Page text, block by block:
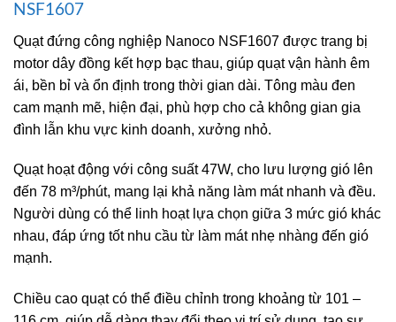
NSF1607
Quạt đứng công nghiệp Nanoco NSF1607 được trang bị
motor dây đồng kết hợp bạc thau, giúp quạt vận hành êm
ái, bền bỉ và ổn định trong thời gian dài. Tông màu đen
cam mạnh mẽ, hiện đại, phù hợp cho cả không gian gia
đình lẫn khu vực kinh doanh, xưởng nhỏ.
Quạt hoạt động với công suất 47W, cho lưu lượng gió lên
đến 78 m³/phút, mang lại khả năng làm mát nhanh và đều.
Người dùng có thể linh hoạt lựa chọn giữa 3 mức gió khác
nhau, đáp ứng tốt nhu cầu từ làm mát nhẹ nhàng đến gió
mạnh.
Chiều cao quạt có thể điều chỉnh trong khoảng từ 101 –